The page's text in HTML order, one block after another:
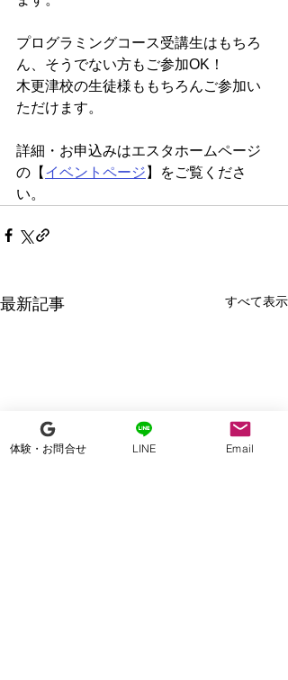
プログラミングコース受講生はもちろ
ん、そうでない方もご参加OK！
木更津校の生徒様ももちろんご参加い
ただけます。
詳細・お申込みはエスタホームページ
の【 イベントページ 】をご覧くださ
い。
最新記事 すべて表示
体験・お問合せ LINE Email